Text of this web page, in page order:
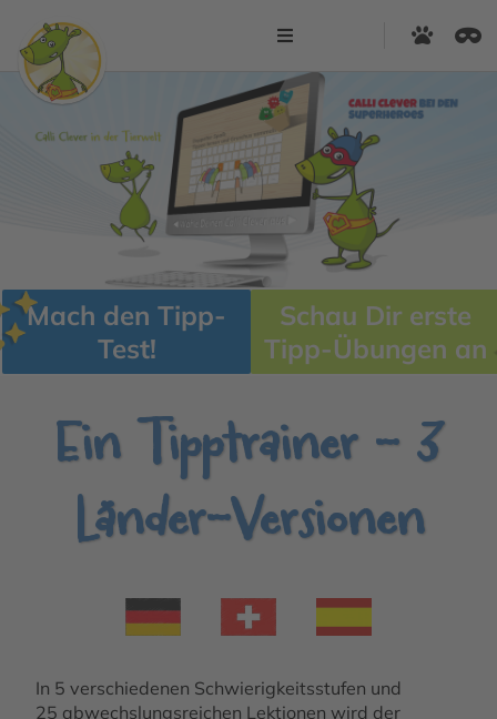
Mach den Tipp-
Test!
Schau Dir erste
Tipp-Übungen an
Ein Tipptrainer - 3
Länder-Versionen
In 5 verschiedenen Schwierigkeitsstufen und
25 abwechslungsreichen Lektionen wird der